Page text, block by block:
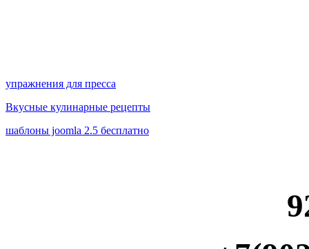
упражнения для пресса
Вкусные кулинарные рецепты
шаблоны joomla 2.5 бесплатно